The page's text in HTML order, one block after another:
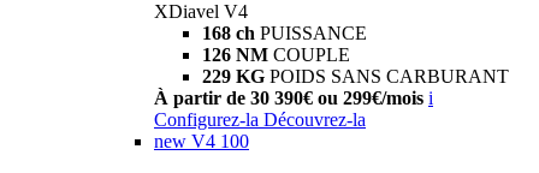
XDiavel V4
168 ch PUISSANCE
126 NM COUPLE
229 KG POIDS SANS CARBURANT
À partir de 30 390€ ou 299€/mois i
Configurez-la Découvrez-la
new V4 100